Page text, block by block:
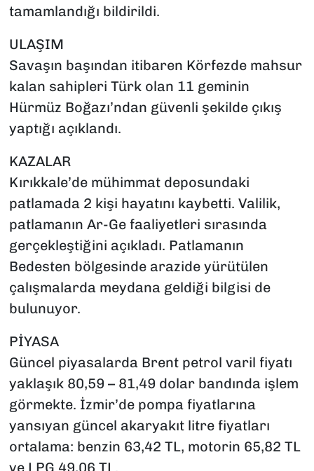
tamamlandığı bildirildi.
ULAŞIM
Savaşın başından itibaren Körfezde mahsur
kalan sahipleri Türk olan 11 geminin
Hürmüz Boğazı’ndan güvenli şekilde çıkış
yaptığı açıklandı.
KAZALAR
Kırıkkale’de mühimmat deposundaki
patlamada 2 kişi hayatını kaybetti. Valilik,
patlamanın Ar-Ge faaliyetleri sırasında
gerçekleştiğini açıkladı. Patlamanın
Bedesten bölgesinde arazide yürütülen
çalışmalarda meydana geldiği bilgisi de
bulunuyor.
PİYASA
Güncel piyasalarda Brent petrol varil fiyatı
yaklaşık 80,59 – 81,49 dolar bandında işlem
görmekte. İzmir’de pompa fiyatlarına
yansıyan güncel akaryakıt litre fiyatları
ortalama: benzin 63,42 TL, motorin 65,82 TL
ve LPG 49,06 TL.